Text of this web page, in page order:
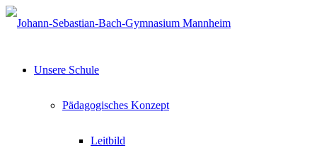
Unsere Schule
Pädagogisches Konzept
Leitbild